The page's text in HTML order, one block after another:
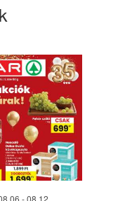
- 08.12